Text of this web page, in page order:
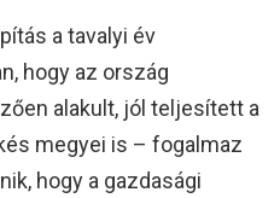
a tavalyi év
hogy az ország
alakult, jól teljesített a
megyei is – fogalmaz
hogy a gazdasági